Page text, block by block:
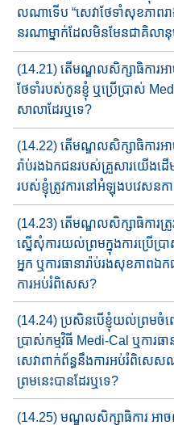
ល​ណា​ទើប​ “សេវា​ថែទាំ​សុខភា
នរណា​​ម្នាក់​​ដែលមិនមែន​ជា​គិលានុ
(14.21) តើមណ្ឌលសិក្សាធិការអាច
ថែទាំ​របស់កូនខ្ញុំ​ ឬ​ប្រើប្រាស់​
សាលា​ដែរ​ឬទេ​?
(14.22) តើ​មណ្ឌលសិក្សាធិការ​អា
រ៉ាប់​រង​ឯកជនរបស់គ្រួសារ​យើង​ដ
របស់ខ្ញុំ​ត្រូវការនៅ​អំឡុងបវេសនក
(14.23) តើមណ្ឌលសិក្សាធិការ​ត្រូ
ស្នើសុំ​ការយល់ព្រម​ក្នុងការប្រើ
អ្នក ឬ​ការធានារ៉ាប់រង​សុខភាពឯ
ការ​អប់រំពិសេស​?
(14.24) ប្រសិនបើ​ខ្ញុំ​យល់ព្រម​ចំព
ប្រាស់​​កម្មវិធី ​Medi-Cal ឬ​ការធ
សេវា​​ពាក់ព័ន្ធនឹង​ការអប់រំពិសេ
ព្រម​នេះ​បាន​ដែរឬទេ?
(14.25) មណ្ឌលសិក្សាធិការ​ អា